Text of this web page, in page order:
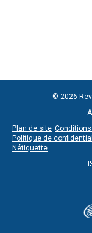
© 2026
Plan de site
Politique de
Nétiquette